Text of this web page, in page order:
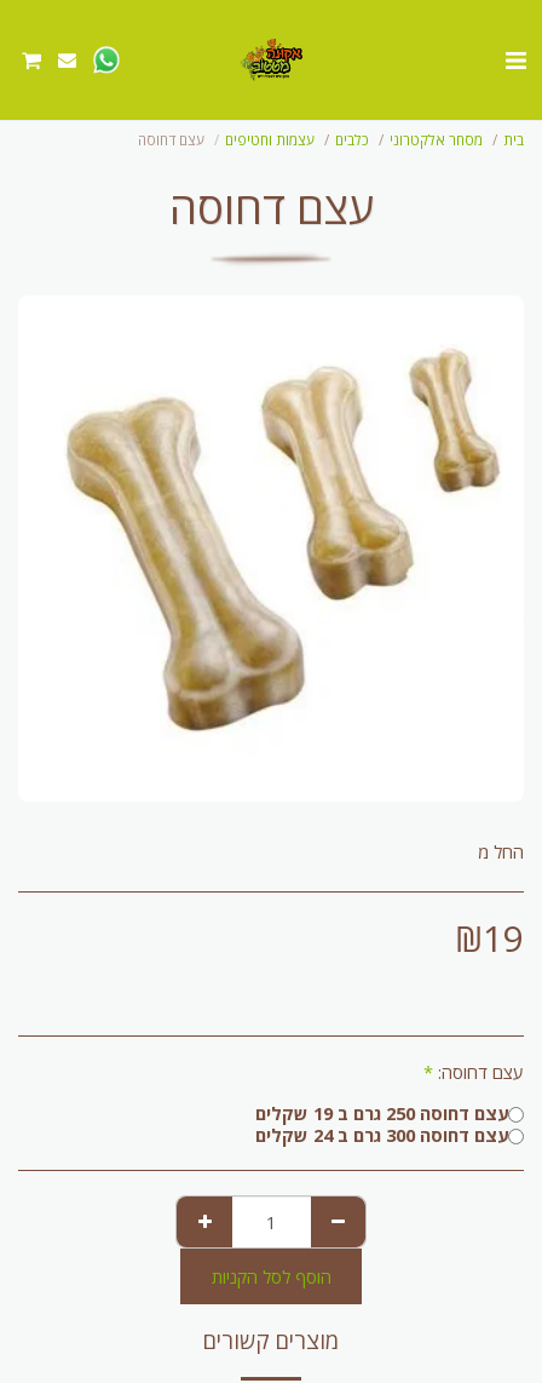
בית מסחר אלקטרוני כלבים עצמות וחטיפים עצם דחוסה
עצם דחוסה
החל מ
₪19
עצם דחוסה: *
עצם דחוסה 250 גרם ב 19 שקלים
עצם דחוסה 300 גרם ב 24 שקלים
הוסף לסל הקניות
מוצרים קשורים